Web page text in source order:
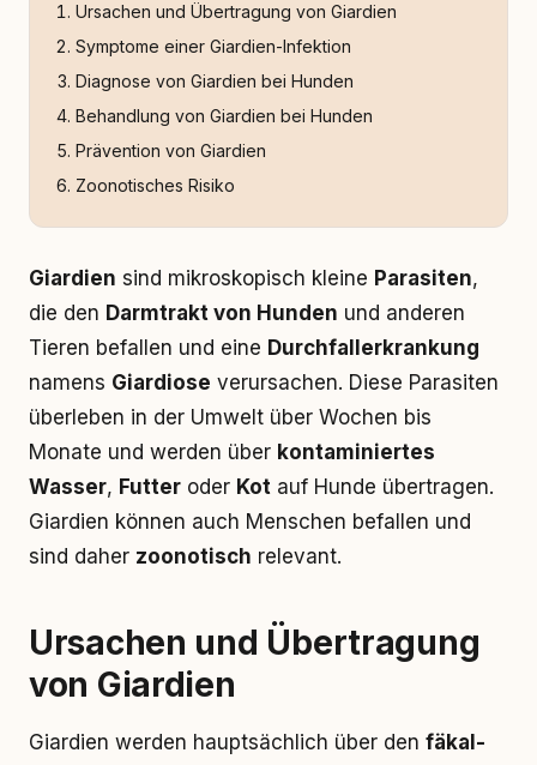
Ursachen und Übertragung von Giardien
Symptome einer Giardien-Infektion
Diagnose von Giardien bei Hunden
Behandlung von Giardien bei Hunden
Prävention von Giardien
Zoonotisches Risiko
Giardien sind mikroskopisch kleine Parasiten,
die den Darmtrakt von Hunden und anderen
Tieren befallen und eine Durchfallerkrankung
namens Giardiose verursachen. Diese Parasiten
überleben in der Umwelt über Wochen bis
Monate und werden über kontaminiertes
Wasser, Futter oder Kot auf Hunde übertragen.
Giardien können auch Menschen befallen und
sind daher zoonotisch relevant.
Ursachen und Übertragung
von Giardien
Giardien werden hauptsächlich über den fäkal-